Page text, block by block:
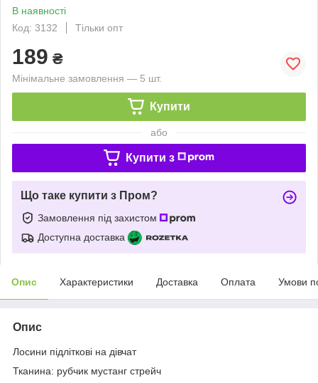
В наявності
Код: 3132
Тільки опт
189 ₴
Мінімальне замовлення — 5 шт.
Купити
або
Купити з
Що таке купити з Пром?
Замовлення під захистом
Доступна доставка
Опис Характеристики Доставка Оплата Умови
Опис
Лосини підліткові на дівчат
Тканина: рубчик мустанг стрейч